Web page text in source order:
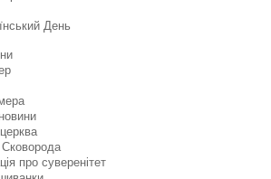
День
Сковорода
про суверенітет